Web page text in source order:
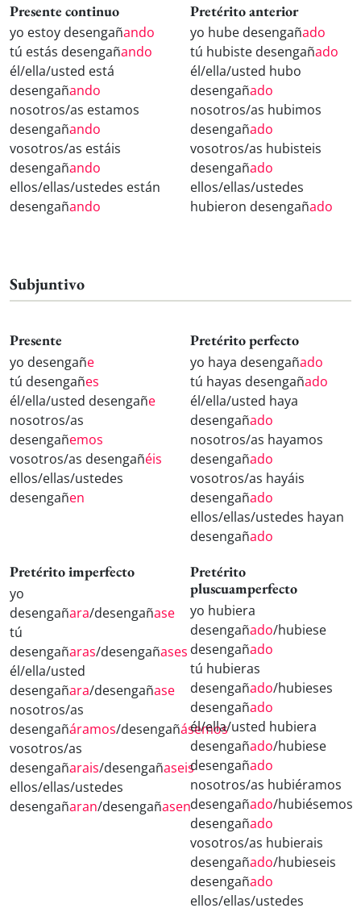
Presente continuo
yo estoy desengañando
tú estás desengañando
él/ella/usted está
desengañando
nosotros/as estamos
desengañando
vosotros/as estáis
desengañando
ellos/ellas/ustedes están
desengañando
Pretérito anterior
yo hube desengañado
tú hubiste desengañado
él/ella/usted hubo
desengañado
nosotros/as hubimos
desengañado
vosotros/as hubisteis
desengañado
ellos/ellas/ustedes
hubieron desengañado
Subjuntivo
Presente
yo desengañe
tú desengañes
él/ella/usted desengañe
nosotros/as
desengañemos
vosotros/as desengañéis
ellos/ellas/ustedes
desengañen
Pretérito perfecto
yo haya desengañado
tú hayas desengañado
él/ella/usted haya
desengañado
nosotros/as hayamos
desengañado
vosotros/as hayáis
desengañado
ellos/ellas/ustedes hayan
desengañado
Pretérito imperfecto
yo
desengañara/desengañase
tú
desengañaras/desengañases
él/ella/usted
desengañara/desengañase
nosotros/as
desengañáramos/desengañásemos
vosotros/as
desengañarais/desengañaseis
ellos/ellas/ustedes
desengañaran/desengañasen
Pretérito
pluscuamperfecto
yo hubiera
desengañado/hubiese
desengañado
tú hubieras
desengañado/hubieses
desengañado
él/ella/usted hubiera
desengañado/hubiese
desengañado
nosotros/as hubiéramos
desengañado/hubiésemos
desengañado
vosotros/as hubierais
desengañado/hubieseis
desengañado
ellos/ellas/ustedes